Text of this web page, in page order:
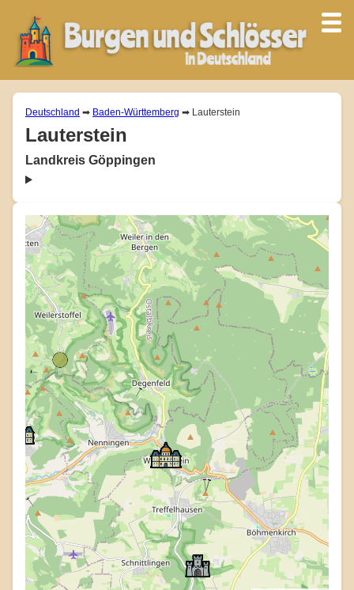
Deutschland ➡ Baden-Württemberg ➡ Lauterstein
Lauterstein
Landkreis Göppingen